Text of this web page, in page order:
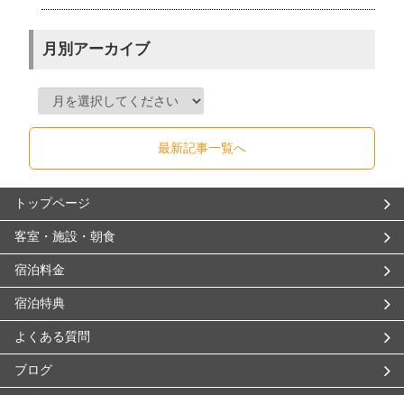
月別アーカイブ
最新記事一覧へ
トップページ
客室・施設・朝食
宿泊料金
宿泊特典
よくある質問
ブログ